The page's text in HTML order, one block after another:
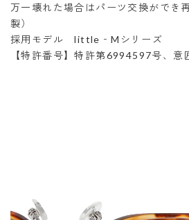
万一壊れた場合はパーツ交換ができ
製）
採用モデル little‐Mシリーズ
【特許番号】特許第6994597号、意